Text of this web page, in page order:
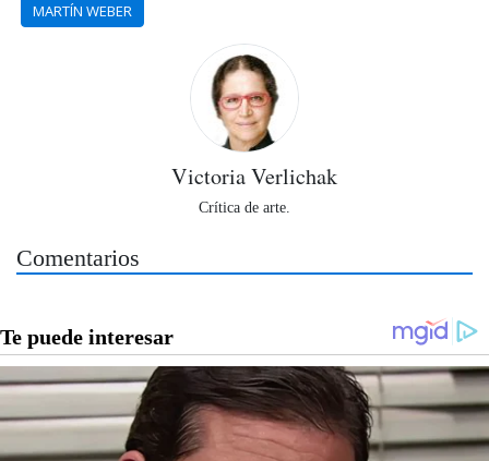
MARTÍN WEBER
Victoria Verlichak
Crítica de arte.
Comentarios